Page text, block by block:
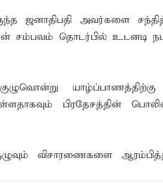
விசேட விழிப்புணர்வு
தாய்மார்களுக்கான
பிரியாவிடை
ஜனாதிபதி அவர்களை
சம்பவம் தொடர்பில் உடனடி
யாழ்ப்பாணத்திற்கு
பிரதேசத்தின்
விசாரணைகளை